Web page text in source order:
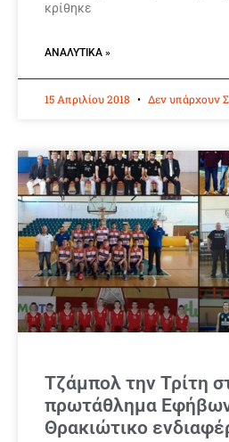
κρίθηκε
ΑΝΑΛΥΤΙΚΆ »
15 Απριλίου 2018 Δεν υπάρχουν
Τζάμπολ την Τρίτη
πρωτάθλημα
Θρακιώτικο